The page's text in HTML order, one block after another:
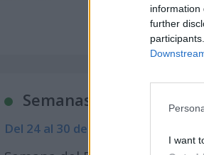
information
further
I want
Semanas
Del 24 al 30 de octubre